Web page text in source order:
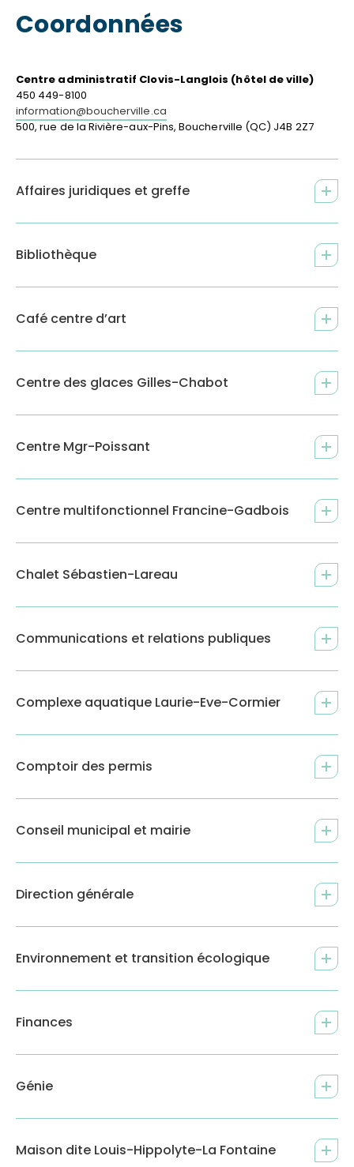
Coordonnées
Centre administratif Clovis-Langlois (hôtel de ville)
450 449-8100
information@boucherville.ca
500, rue de la Rivière-aux-Pins, Boucherville (QC) J4B 2Z7
Affaires juridiques et greffe
Bibliothèque
Café centre d’art
Centre des glaces Gilles-Chabot
Centre Mgr-Poissant
Centre multifonctionnel Francine-Gadbois
Chalet Sébastien-Lareau
Communications et relations publiques
Complexe aquatique Laurie-Eve-Cormier
Comptoir des permis
Conseil municipal et mairie
Direction générale
Environnement et transition écologique
Finances
Génie
Maison dite Louis-Hippolyte-La Fontaine